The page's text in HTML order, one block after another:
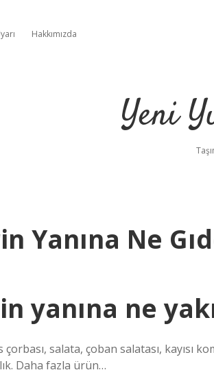
Hakkımızda
Yeni
Yanına Ne
yanına ne
salata, çoban salatası, kayısı
Daha fazla ürün…